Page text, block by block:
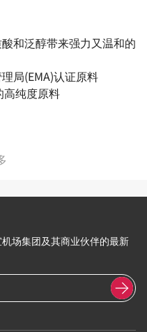
和泛醇带来强力又温和的
局(EMA)认证原料
高纯度原料
场集团及其商业伙伴的最新